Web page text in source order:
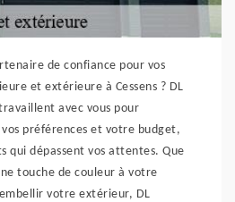
de confiance pour vos
et extérieure à Cessens ? DL
avec vous pour
préférences et votre budget,
qui dépassent vos attentes. Que
touche de couleur à votre
votre extérieur, DL